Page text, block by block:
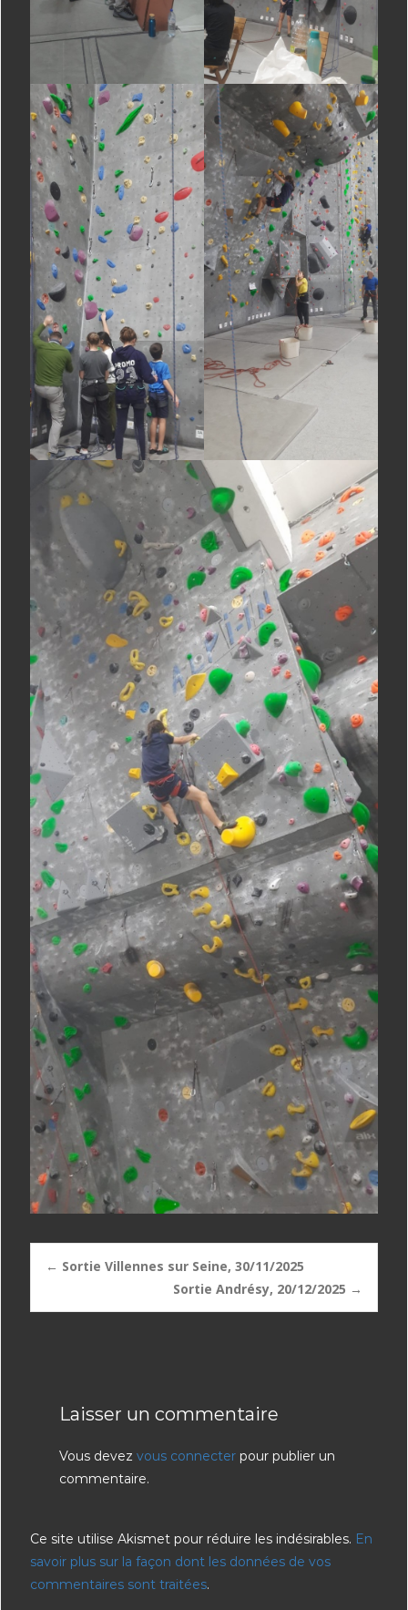
Post
← Sortie Villennes sur Seine, 30/11/2025
Sortie Andrésy, 20/12/2025 →
Laisser un commentaire
Vous devez vous connecter pour publier un
commentaire.
Ce site utilise Akismet pour réduire les indésirables. En
savoir plus sur la façon dont les données de vos
commentaires sont traitées.